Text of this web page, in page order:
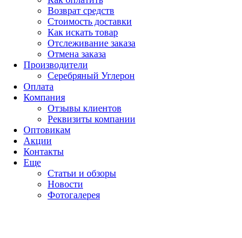
Возврат средств
Стоимость доставки
Как искать товар
Отслеживание заказа
Отмена заказа
Производители
Серебряный Углерон
Оплата
Компания
Отзывы клиентов
Реквизиты компании
Оптовикам
Акции
Контакты
Еще
Cтатьи и обзоры
Новости
Фотогалерея